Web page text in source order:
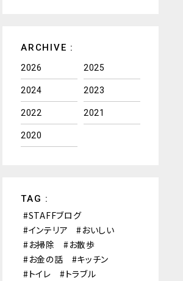
ARCHIVE :
2026 2025
2024 2023
2022 2021
2020
TAG :
STAFFブログ
インテリア
おいしい
お掃除
お散歩
お金の話
キッチン
トイレ
トラブル